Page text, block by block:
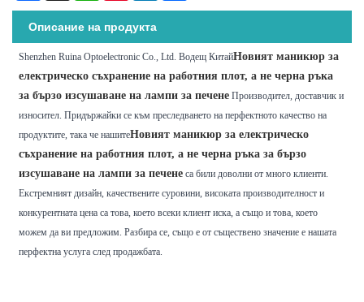
Описание на продукта
Shenzhen Ruina Optoelectronic Co., Ltd. Водещ КитайНовият маникюр за
електрическо съхранение на работния плот, а не черна ръка
за бързо изсушаване на лампи за печене Производител, доставчик и
износител. Придържайки се към преследването на перфектното качество на
продуктите, така че нашитеНовият маникюр за електрическо
съхранение на работния плот, а не черна ръка за бързо
изсушаване на лампи за печене са били доволни от много клиенти.
Екстремният дизайн, качествените суровини, високата производителност и
конкурентната цена са това, което всеки клиент иска, а също и това, което
можем да ви предложим. Разбира се, също е от съществено значение е нашата
перфектна услуга след продажбата.